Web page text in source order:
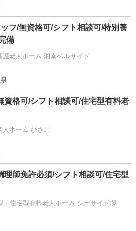
フ/無資格可/シフト相談可/特別養
備
老人ホーム 湘南ベルサイド
資格可/シフト相談可/住宅型有料老
人ホーム ひさご
理師免許必須/シフト相談可/住宅型
住宅型有料老人ホーム シーサイド堺